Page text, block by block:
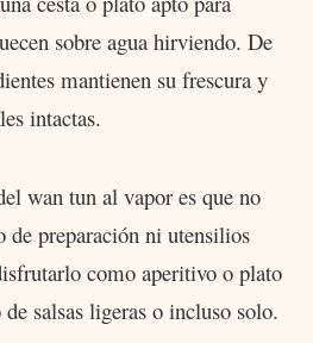
sobre agua hirviendo. De
mantienen su frescura y
intactas.
wan tun al vapor es que no
de preparación ni utensilios
como aperitivo o plato
salsas ligeras o incluso solo.